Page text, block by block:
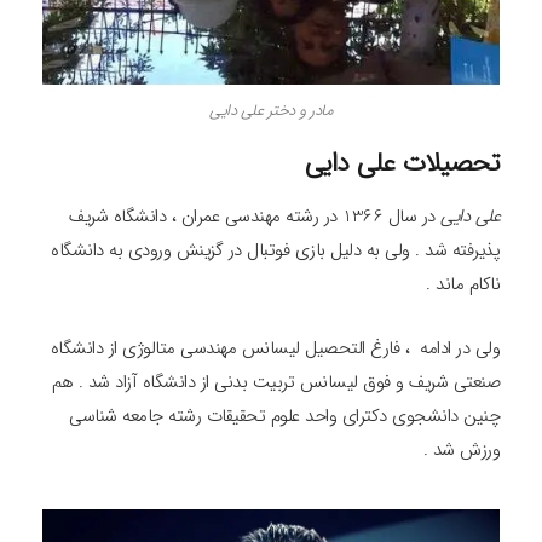
مادر و دختر علی دایی
تحصیلات علی دایی
علی دایی
در سال 1366 در رشته مهندسی عمران ، دانشگاه شریف
پذیرفته شد . ولی به دلیل بازی فوتبال در گزینش ورودی به دانشگاه
ناکام ماند .
ولی در ادامه ، فارغ التحصیل لیسانس مهندسی متالوژی از دانشگاه
صنعتی شریف و فوق لیسانس تربیت بدنی از دانشگاه آزاد شد . هم
چنین دانشجوی دکترای واحد علوم تحقیقات رشته جامعه‌ شناسی
ورزش شد .